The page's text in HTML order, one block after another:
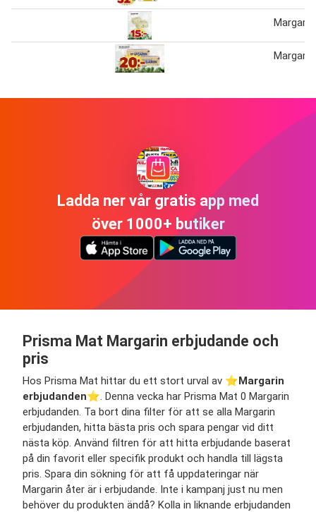
Margarin
Margarin
Ladda ner vår gratis app med
över 1000+ butiker
Prisma Mat Margarin erbjudande och
pris
Hos Prisma Mat hittar du ett stort urval av ⭐️Margarin
erbjudanden⭐️. Denna vecka har Prisma Mat 0 Margarin
erbjudanden. Ta bort dina filter för att se alla Margarin
erbjudanden, hitta bästa pris och spara pengar vid ditt
nästa köp. Använd filtren för att hitta erbjudande baserat
på din favorit eller specifik produkt och handla till lägsta
pris. Spara din sökning för att få uppdateringar när
Margarin åter är i erbjudande. Inte i kampanj just nu men
behöver du produkten ändå? Kolla in liknande erbjudanden